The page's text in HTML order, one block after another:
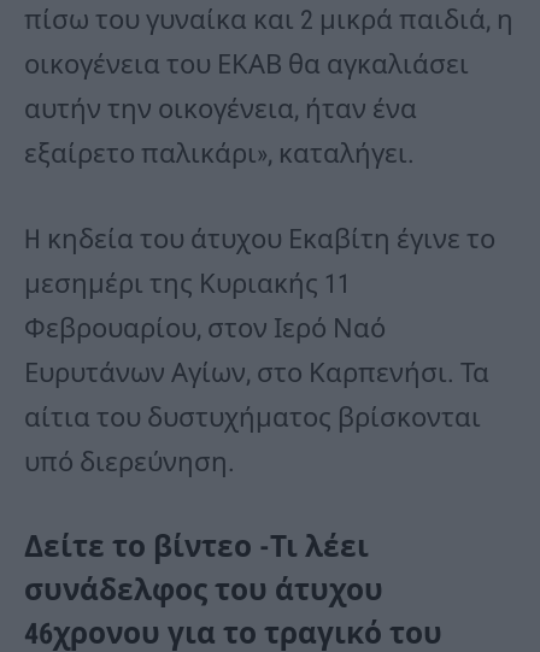
πίσω του γυναίκα και 2 μικρά παιδιά, η
οικογένεια του ΕΚΑΒ θα αγκαλιάσει
αυτήν την οικογένεια, ήταν ένα
εξαίρετο παλικάρι», καταλήγει.
H κηδεία του άτυχου Εκαβίτη έγινε το
μεσημέρι της Κυριακής 11
Φεβρουαρίου, στον Ιερό Ναό
Ευρυτάνων Αγίων, στο Καρπενήσι. Τα
αίτια του δυστυχήματος βρίσκονται
υπό διερεύνηση.
Δείτε το βίντεο -Τι λέει
συνάδελφος του άτυχου
46χρονου για το τραγικό του